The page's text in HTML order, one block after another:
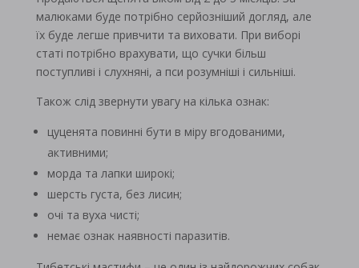
малюками буде потрібно серйозніший догляд, але
їх буде легше привчити та виховати. При виборі
статі потрібно врахувати, що сучки більш
поступливі і слухняні, а пси розумніші і сильніші.
Також слід звернути увагу на кілька ознак:
цуценята повинні бути в міру вгодованими,
активними;
морда та лапки широкі;
шерсть густа, без лисин;
очі та вуха чисті;
немає ознак наявності паразитів.